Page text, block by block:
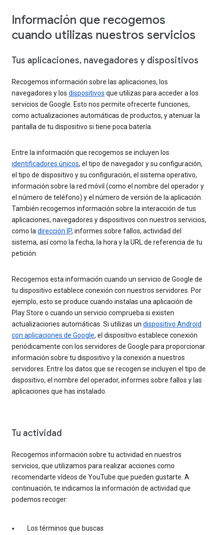
Información que recogemos
cuando utilizas nuestros servicios
Tus aplicaciones, navegadores y dispositivos
Recogemos información sobre las aplicaciones, los
navegadores y los dispositivos que utilizas para acceder a los
servicios de Google. Esto nos permite ofrecerte funciones,
como actualizaciones automáticas de productos, y atenuar la
pantalla de tu dispositivo si tiene poca batería.
Entre la información que recogemos se incluyen los
identificadores únicos, el tipo de navegador y su configuración,
el tipo de dispositivo y su configuración, el sistema operativo,
información sobre la red móvil (como el nombre del operador y
el número de teléfono) y el número de versión de la aplicación.
También recogemos información sobre la interacción de tus
aplicaciones, navegadores y dispositivos con nuestros servicios,
como ladirección IP, informes sobre fallos, actividad del
sistema, así como la fecha, la hora y la URL de referencia de tu
petición.
Recogemos esta información cuando un servicio de Google de
tu dispositivo establece conexión con nuestros servidores. Por
ejemplo, esto se produce cuando instalas una aplicación de
Play Store o cuando un servicio comprueba si existen
actualizaciones automáticas. Si utilizas un dispositivo Android
con aplicaciones de Google, el dispositivo establece conexión
periódicamente con los servidores de Google para proporcionar
información sobre tu dispositivo y la conexión a nuestros
servidores. Entre los datos que se recogen se incluyen el tipo de
dispositivo, el nombre del operador, informes sobre fallos y las
aplicaciones que has instalado.
Tu actividad
Recogemos información sobre tu actividad en nuestros
servicios, que utilizamos para realizar acciones como
recomendarte vídeos de YouTube que pueden gustarte. A
continuación, te indicamos la información de actividad que
podemos recoger:
Los términos que buscas